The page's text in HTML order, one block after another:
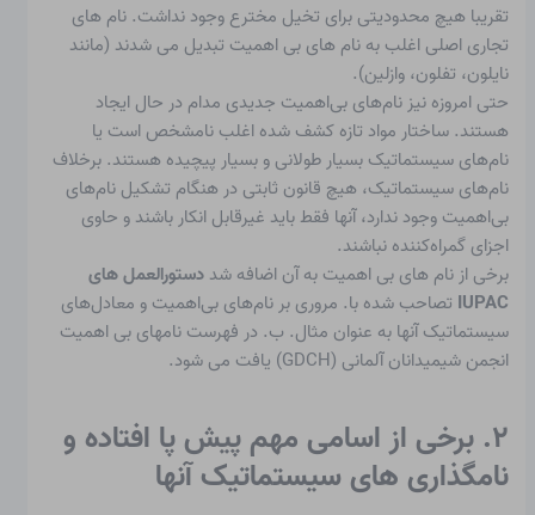
تقریبا هیچ محدودیتی برای تخیل مخترع وجود نداشت. نام های
تجاری اصلی اغلب به نام های بی اهمیت تبدیل می شدند (مانند
نایلون، تفلون، وازلین).
حتی امروزه نیز نام‌های بی‌اهمیت جدیدی مدام در حال ایجاد
هستند. ساختار مواد تازه کشف شده اغلب نامشخص است یا
نام‌های سیستماتیک بسیار طولانی و بسیار پیچیده هستند. برخلاف
نام‌های سیستماتیک، هیچ قانون ثابتی در هنگام تشکیل نام‌های
بی‌اهمیت وجود ندارد، آنها فقط باید غیرقابل انکار باشند و حاوی
اجزای گمراه‌کننده نباشند.
برخی از نام های بی اهمیت به آن اضافه شددستورالعمل های
IUPAC تصاحب شده با. مروری بر نام‌های بی‌اهمیت و معادل‌های
سیستماتیک آنها به عنوان مثال. ب. در فهرست نامهای بی اهمیت
انجمن شیمیدانان آلمانی (GDCH) یافت می شود.
۲. برخی از اسامی مهم پیش پا افتاده و
نامگذاری های سیستماتیک آنها